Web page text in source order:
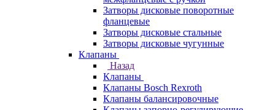
Затворы дисковые поворотные
фланцевые
Затворы дисковые стальные
Затворы дисковые чугунные
Клапаны
Назад
Клапаны
Клапаны Bosch Rexroth
Клапаны балансировочные